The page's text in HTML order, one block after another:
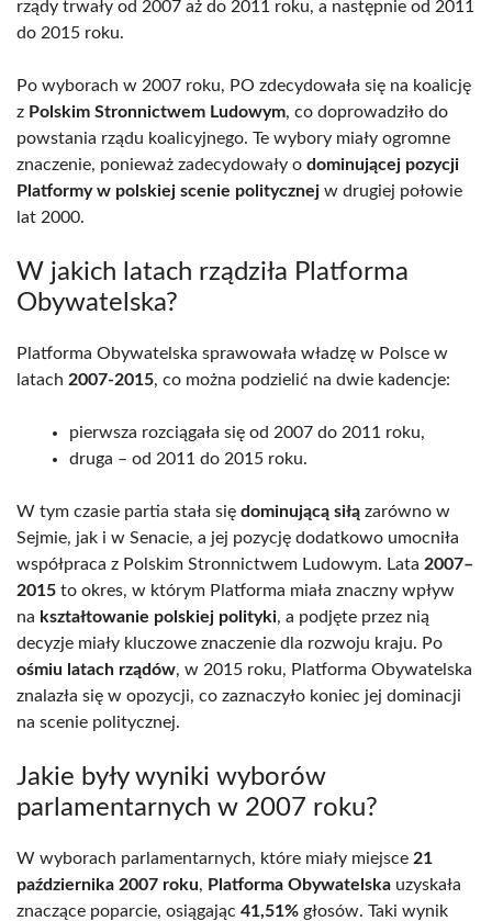
rządy trwały od 2007 aż do 2011 roku, a następnie od 2011
do 2015 roku.
Po wyborach w 2007 roku, PO zdecydowała się na koalicję
z Polskim Stronnictwem Ludowym, co doprowadziło do
powstania rządu koalicyjnego. Te wybory miały ogromne
znaczenie, ponieważ zadecydowały o dominującej pozycji
Platformy w polskiej scenie politycznej w drugiej połowie
lat 2000.
W jakich latach rządziła Platforma
Obywatelska?
Platforma Obywatelska sprawowała władzę w Polsce w
latach 2007-2015, co można podzielić na dwie kadencje:
pierwsza rozciągała się od 2007 do 2011 roku,
druga – od 2011 do 2015 roku.
W tym czasie partia stała się dominującą siłą zarówno w
Sejmie, jak i w Senacie, a jej pozycję dodatkowo umocniła
współpraca z Polskim Stronnictwem Ludowym. Lata 2007–
2015 to okres, w którym Platforma miała znaczny wpływ
na kształtowanie polskiej polityki, a podjęte przez nią
decyzje miały kluczowe znaczenie dla rozwoju kraju. Po
ośmiu latach rządów, w 2015 roku, Platforma Obywatelska
znalazła się w opozycji, co zaznaczyło koniec jej dominacji
na scenie politycznej.
Jakie były wyniki wyborów
parlamentarnych w 2007 roku?
W wyborach parlamentarnych, które miały miejsce 21
października 2007 roku, Platforma Obywatelska uzyskała
znaczące poparcie, osiągając 41,51% głosów. Taki wynik